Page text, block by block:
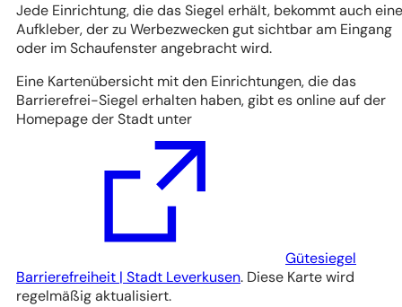
Jede Einrichtung, die das Siegel erhält, bekommt auch
Aufkleber, der zu Werbezwecken gut sichtbar am Eingang
oder im Schaufenster angebracht wird.
Eine Kartenübersicht mit den Einrichtungen, die das
Barrierefrei-Siegel erhalten haben, gibt es online auf der
Homepage der Stadt unter
Gütesiegel
Barrierefreiheit | Stadt Leverkusen
(Öffnet
. Diese Karte wird
regelmäßig aktualisiert.